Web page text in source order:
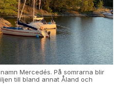
Mercedés. På somrarna blir
till bland annat Åland och